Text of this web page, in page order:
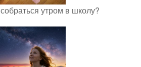
утром в школу?